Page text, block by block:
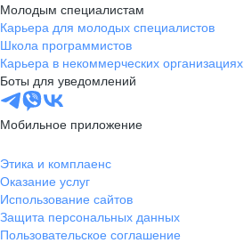
Молодым специалистам
Карьера для молодых специалистов
Школа программистов
Карьера в некоммерческих организациях
Боты для уведомлений
Мобильное приложение
Этика и комплаенс
Оказание услуг
Использование сайтов
Защита персональных данных
Пользовательское соглашение